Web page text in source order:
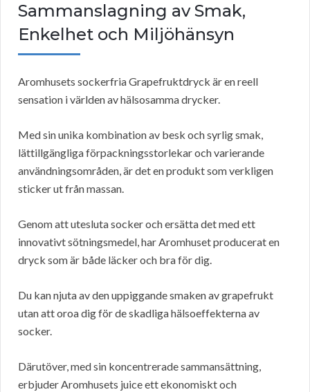
Sammanslagning av Smak,
Enkelhet och Miljöhänsyn
Aromhusets sockerfria Grapefruktdryck är en reell
sensation i världen av hälsosamma drycker.
Med sin unika kombination av besk och syrlig smak,
lättillgängliga förpackningsstorlekar och varierande
användningsområden, är det en produkt som verkligen
sticker ut från massan.
Genom att utesluta socker och ersätta det med ett
innovativt sötningsmedel, har Aromhuset producerat en
dryck som är både läcker och bra för dig.
Du kan njuta av den uppiggande smaken av grapefrukt
utan att oroa dig för de skadliga hälsoeffekterna av
socker.
Därutöver, med sin koncentrerade sammansättning,
erbjuder Aromhusets juice ett ekonomiskt och